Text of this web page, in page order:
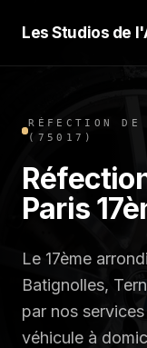
Les Studios de
RÉFECTION DE
( 75017 )
Paris
Le 17ème
Batignolles,
par nos
véhicule à